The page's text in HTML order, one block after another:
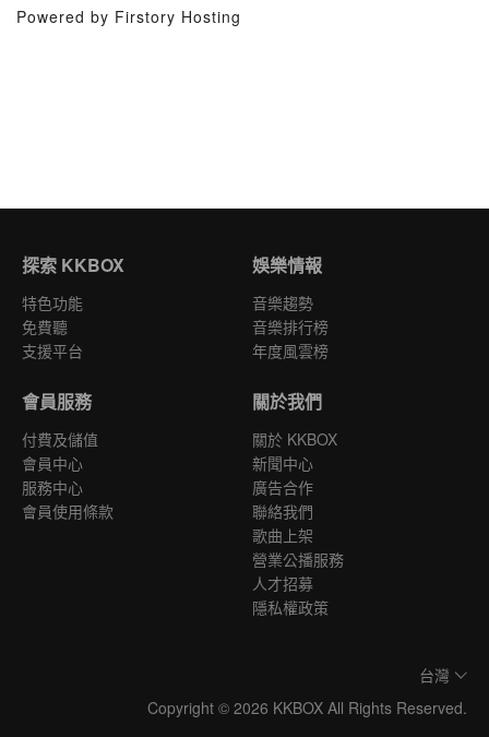
Powered by Firstory Hosting
探索 KKBOX
特色功能
免費聽
支援平台
娛樂情報
音樂趨勢
音樂排行榜
年度風雲榜
會員服務
付費及儲值
會員中心
服務中心
會員使用條款
關於我們
關於 KKBOX
新聞中心
廣告合作
聯絡我們
歌曲上架
營業公播服務
人才招募
隱私權政策
台灣
Copyright © 2026 KKBOX All Rights Reserved.